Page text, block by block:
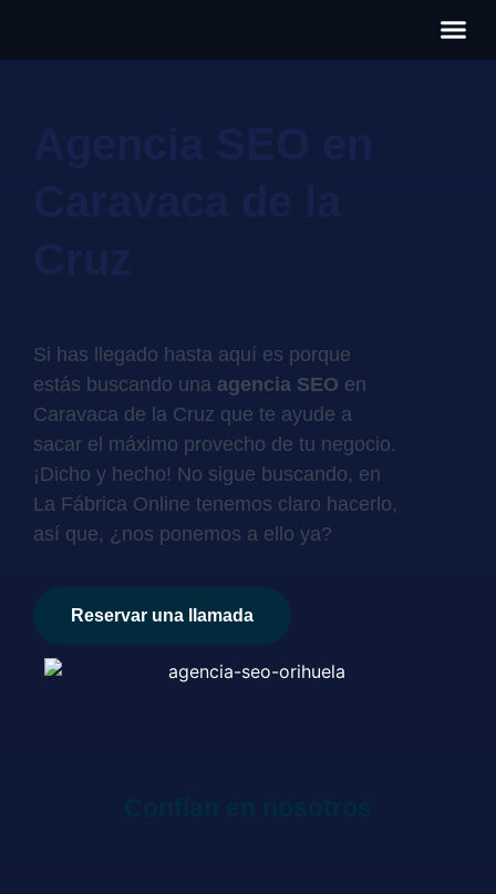
Si has llegado hasta aquí es porque
estás buscando una agencia SEO en
Caravaca de la Cruz que te ayude a
sacar el máximo provecho de tu negocio.
¡Dicho y hecho! No sigue buscando, en
La Fábrica Online tenemos claro hacerlo,
así que, ¿nos ponemos a ello ya?
Reservar una llamada